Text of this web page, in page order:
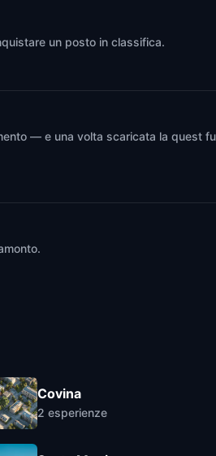
un posto in classifica.
— e una volta scaricata la quest
Covina
2 esperienze